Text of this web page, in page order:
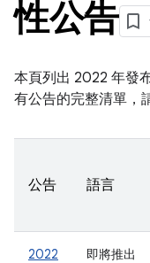
性公告
本頁列出 2022 年發
有公告的完整清單，
公告 語言
2022
即將推出